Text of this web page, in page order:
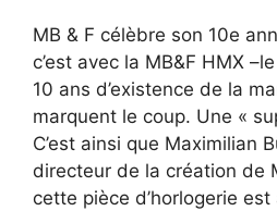
MB & F célèbre son 10e
c’est avec la MB&F HMX
10 ans d’existence de la
marquent le coup. Une «
C’est ainsi que Maximilian
directeur de la création de
cette pièce d’horlogerie